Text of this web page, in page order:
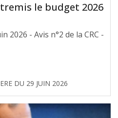
le budget 2026
2026 - Avis n°2 de la CRC -
DU 29 JUIN 2026